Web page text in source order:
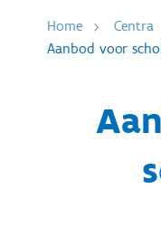
Home Centra
Aanbod voor